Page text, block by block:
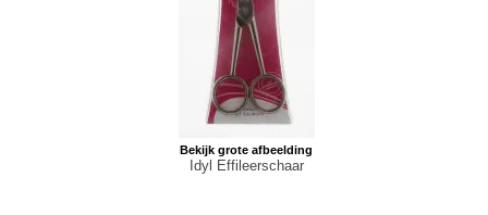
Bekijk grote afbeelding
Idyl Effileerschaar